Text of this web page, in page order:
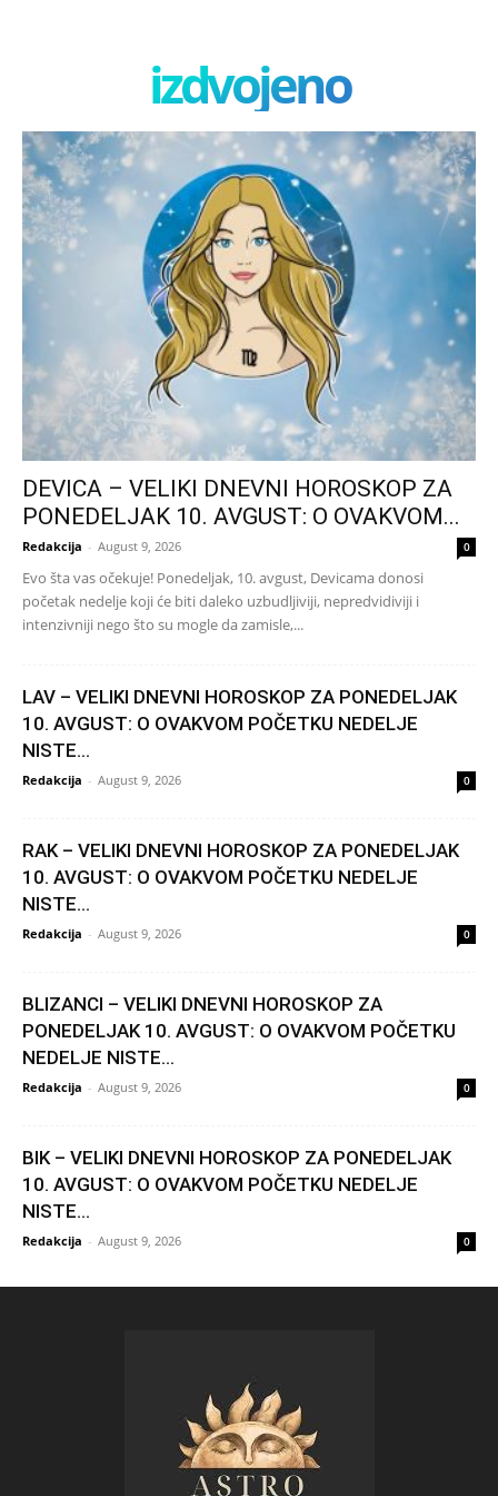
izdvojeno
DEVICA – VELIKI DNEVNI HOROSKOP ZA
PONEDELJAK 10. AVGUST: O OVAKVOM...
Redakcija - August 9, 2026 0
Evo šta vas očekuje! Ponedeljak, 10. avgust, Devicama donosi
početak nedelje koji će biti daleko uzbudljiviji, nepredvidiviji i
intenzivniji nego što su mogle da zamisle,...
LAV – VELIKI DNEVNI HOROSKOP ZA PONEDELJAK
10. AVGUST: O OVAKVOM POČETKU NEDELJE
NISTE...
Redakcija - August 9, 2026 0
RAK – VELIKI DNEVNI HOROSKOP ZA PONEDELJAK
10. AVGUST: O OVAKVOM POČETKU NEDELJE
NISTE...
Redakcija - August 9, 2026 0
BLIZANCI – VELIKI DNEVNI HOROSKOP ZA
PONEDELJAK 10. AVGUST: O OVAKVOM POČETKU
NEDELJE NISTE...
Redakcija - August 9, 2026 0
BIK – VELIKI DNEVNI HOROSKOP ZA PONEDELJAK
10. AVGUST: O OVAKVOM POČETKU NEDELJE
NISTE...
Redakcija - August 9, 2026 0